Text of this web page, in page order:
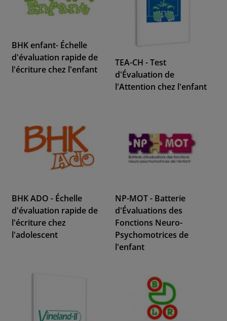
BHK enfant- Échelle
d'évaluation rapide de
l'écriture chez l'enfant
TEA-CH - Test
d'Évaluation de
l'Attention chez l'enfant
BHK ADO - Échelle
d'évaluation rapide de
l'écriture chez
l'adolescent
NP-MOT - Batterie
d'Évaluations des
Fonctions Neuro-
Psychomotrices de
l'enfant